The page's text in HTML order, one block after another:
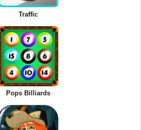
Traffic
Pops Billiards